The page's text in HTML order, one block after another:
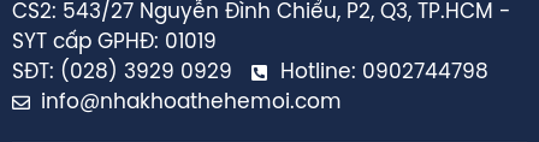
CS2: 543/27 Nguyễn Đình Chiểu, P2, Q3, TP.HCM -
SYT cấp GPHĐ: 01019
SĐT: (028) 3929 0929
Hotline: 0902744798
info@nhakhoathehemoi.com